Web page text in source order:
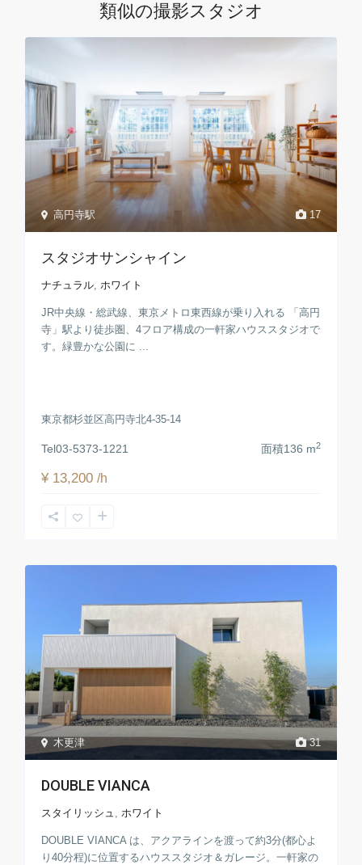
類似の撮影スタジオ
17
高円寺駅
スタジオサンシャイン
ナチュラル,ホワイト
JR中央線・総武線、東京メトロ東西線が乗り入れる 「高円
寺」駅より徒歩圏、4フロア構成の一軒家ハウススタジオで
す。緑豊かな公園に ...
東京都杉並区高円寺北4-35-14
Tel03-5373-1221 面積136 m2
¥ 13,200/h
31
木更津
DOUBLE VIANCA
スタイリッシュ ,ホワイト
DOUBLE VIANCA は、アクアラインを渡って約3分(都心よ
り40分程)に位置するハウススタジオ＆ガレージ。一軒家の